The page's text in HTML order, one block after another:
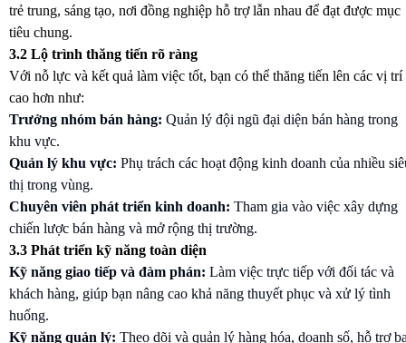
trẻ trung, sáng tạo, nơi đồng nghiệp hỗ trợ lẫn nhau để đạt được mục
tiêu chung.
3.2 Lộ trình thăng tiến rõ ràng
Với nỗ lực và kết quả làm việc tốt, bạn có thể thăng tiến lên các vị trí
cao hơn như:
Trưởng nhóm bán hàng: Quản lý đội ngũ đại diện bán hàng trong
khu vực.
Quản lý khu vực: Phụ trách các hoạt động kinh doanh của nhiều
thị trong vùng.
Chuyên viên phát triển kinh doanh: Tham gia vào việc xây dựng
chiến lược bán hàng và mở rộng thị trường.
3.3 Phát triển kỹ năng toàn diện
Kỹ năng giao tiếp và đàm phán: Làm việc trực tiếp với đối tác và
khách hàng, giúp bạn nâng cao khả năng thuyết phục và xử lý tình
huống.
Kỹ năng quản lý: Theo dõi và quản lý hàng hóa, doanh số, hỗ trợ